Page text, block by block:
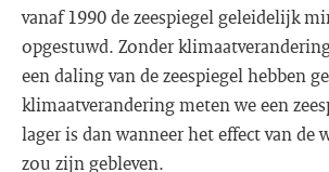
vanaf 1990 de zeespiegel geleidelijk
opgestuwd. Zonder
een daling van de zeespiegel hebben
klimaatverandering meten we een
lager is dan wanneer het effect van de
zou zijn gebleven.